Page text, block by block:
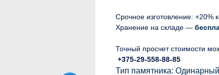
Срочное изготовление: +20%
Хранение на складе —
Точный просчет стоимости
+375-29-558-88-85
Тип памятника: Одинарный